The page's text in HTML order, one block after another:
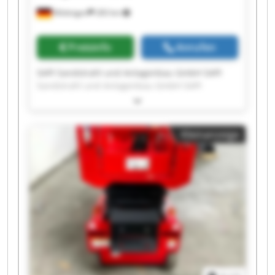
Möttingen 283 km
Preisinfo Anrufen
SAPI Sandstrahl und Anlagenbau GmbH SAPI
Sandstrahl und Anlagenbau GmbH SAPI
Sandstrahl und Anlagenbau GmbH SAPI
Sandstrahl und Anlagenbau GmbH SAPI
Sandstrahl und Anlagenbau GmbH SAPI
Sandstrahl und Anlagenbau GmbH SAPI
Sandstrahl und Anlagenbau GmbH SAPI
Sandstrahl und Anlagenbau GmbH SAPI
Sandstrahl und Anlagenbau GmbH SAPI
Sandstrahl und Anlagenbau GmbH SAPI
Sandstrahl und Anlagenbau GmbH SAPI
Sandstrahl und Anlagenbau GmbH SAPI
Sandstrahl und Anlagenbau GmbH SAPI
Sandstrahl und Anlagenbau GmbH SAPI
Kleinanzeige